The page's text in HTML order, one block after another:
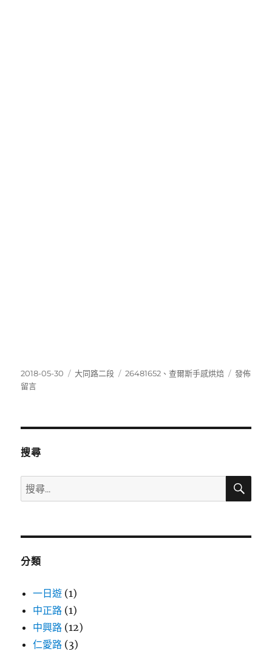
發
佈
2018-05-30
分
大同路二段
標
26481652 、查爾斯手感烘焙
在
發佈
留言
搜尋
搜
尋
鍵
搜
分類
一日遊 (1)
中正路 (1)
中興路 (12)
仁愛路 (3)